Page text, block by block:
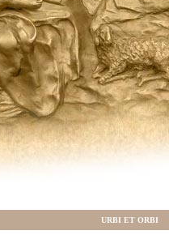
URBI ET ORBI